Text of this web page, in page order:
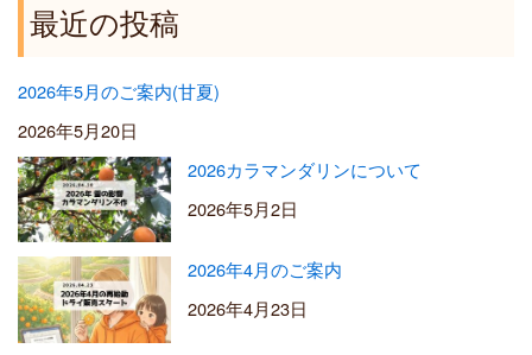
最近の投稿
2026年5月のご案内(甘夏)
2026年5月20日
2026カラマンダリンについて
2026年5月2日
2026年4月のご案内
2026年4月23日